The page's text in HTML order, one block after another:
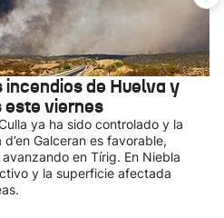
de Huelva y
viernes
ya ha sido controlado y la
Galceran es favorable,
en Tírig. En Niebla
y la superficie afectada